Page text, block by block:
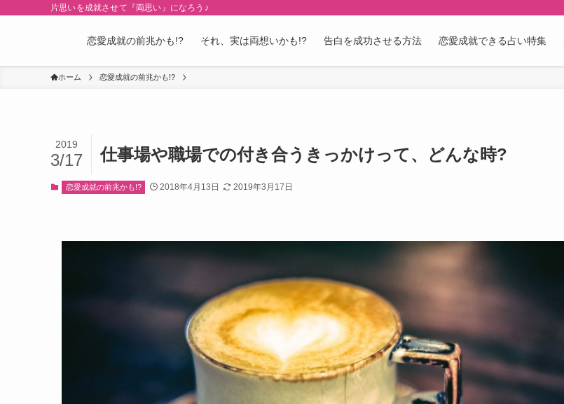
片思いを成就させて『両思い』になろう♪
恋愛成就の前兆かも!? それ、実は両想いかも!? 告白を成功させる方法 恋愛成就できる占い特集
ホーム 恋愛成就の前兆かも!?
仕事場や職場での付き合うきっかけって、どんな時?
2019
3/17
恋愛成就の前兆かも!? 2018年4月13日 2019年3月17日